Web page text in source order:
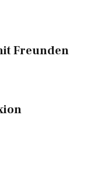
Freunden